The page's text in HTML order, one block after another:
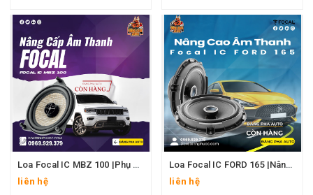
Loa Focal IC MBZ 100 |Phụ kiện xe hơi năm 2024
liên hệ
Loa Focal IC FORD 165 |Nâng cấp phụ kiện năm 2024
liên hệ